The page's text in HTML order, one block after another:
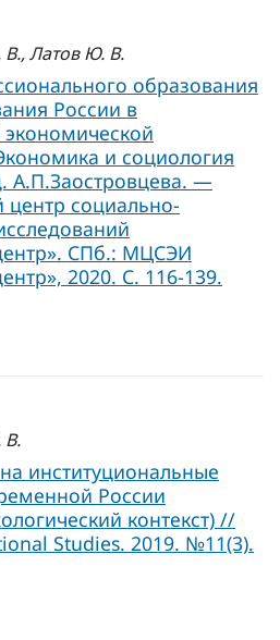
В., Латов Ю. В.
образования
России в
и социология
А.П.Заостровцева. —
социально-
СПб.: МЦСЭИ
2020. С. 116-139.
В.
институциональные
России
контекст) //
Studies. 2019. №11(3).